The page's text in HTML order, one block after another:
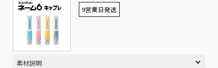
9営業日発送
素材説明